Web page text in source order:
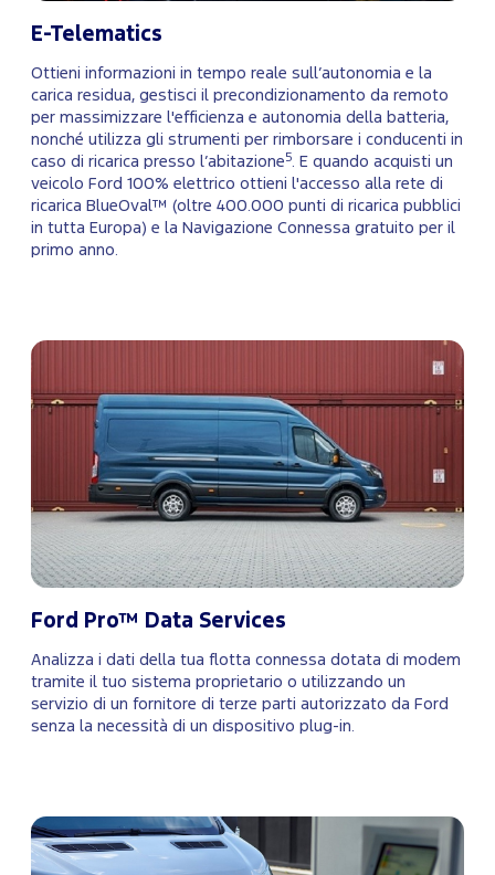
E-Telematics
Ottieni informazioni in tempo reale sull’autonomia e la
carica residua, gestisci il precondizionamento da remoto
per massimizzare l'efficienza e autonomia della batteria,
nonché utilizza gli strumenti per rimborsare i conducenti in
caso di ricarica presso l’abitazione 5
. E quando acquisti un
veicolo Ford 100% elettrico ottieni l'accesso alla rete di
ricarica BlueOval™ (oltre 400.000 punti di ricarica pubblici
in tutta Europa) e la Navigazione Connessa gratuito per il
primo anno.
Ford Pro™ Data Services
Analizza i dati della tua flotta connessa dotata di modem
tramite il tuo sistema proprietario o utilizzando un
servizio di un fornitore di terze parti autorizzato da Ford
senza la necessità di un dispositivo plug-in.